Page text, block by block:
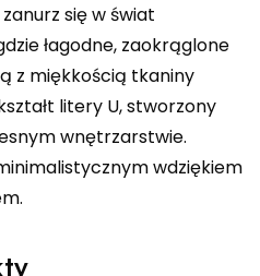
się w świat
łagodne, zaokrąglone
z miękkością tkaniny
litery U, stworzony
wnętrzarstwie.
wdziękiem